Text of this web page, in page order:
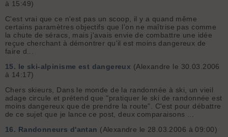
à 15:49)
C'est vrai que ce n'est pas un scoop, il y a quand même
certains paramètres objectifs que l'on ne maîtrise pas comme
la chute de séracs, mais j'avais envie de combattre une idée
reçue cherchant à démontrer qu'il est moins dangereux de
faire d...
15. le ski-alpinisme est dangereux (Alexandre le 30.03.2006
à 14:17)
Chers skieurs, Dans le monde de la randonnée à ski, un vieil
adage circule et prétend que "pratiquer le ski de randonnée est
moins dangereux que de prendre la route". C'est pour débattre
de ce sujet que je lance ce post, deux comparaisons ...
16. Randonneurs d'antan (Alexandre le 28.03.2006 à 09:00)